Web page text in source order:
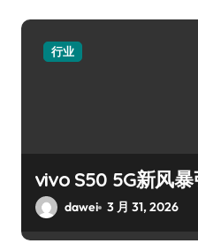
行业
vivo S50 5G新风
dawei 3 月 31, 2026